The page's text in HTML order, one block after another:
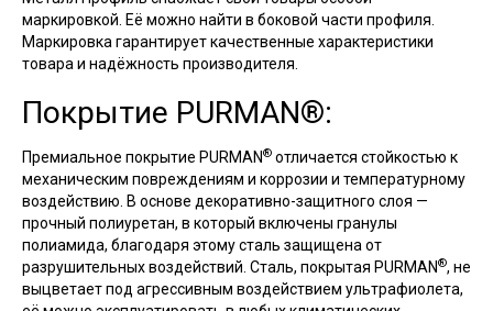
маркировкой. Её можно найти в боковой части профиля.
Маркировка гарантирует качественные характеристики
товара и надёжность производителя.
Покрытие PURMAN®:
Премиальное покрытие PURMAN® отличается стойкостью к
механическим повреждениям и коррозии и температурному
воздействию. В основе декоративно-защитного слоя —
прочный полиуретан, в который включены гранулы
полиамида, благодаря этому сталь защищена от
разрушительных воздействий. Сталь, покрытая PURMAN®, не
выцветает под агрессивным воздействием ультрафиолета,